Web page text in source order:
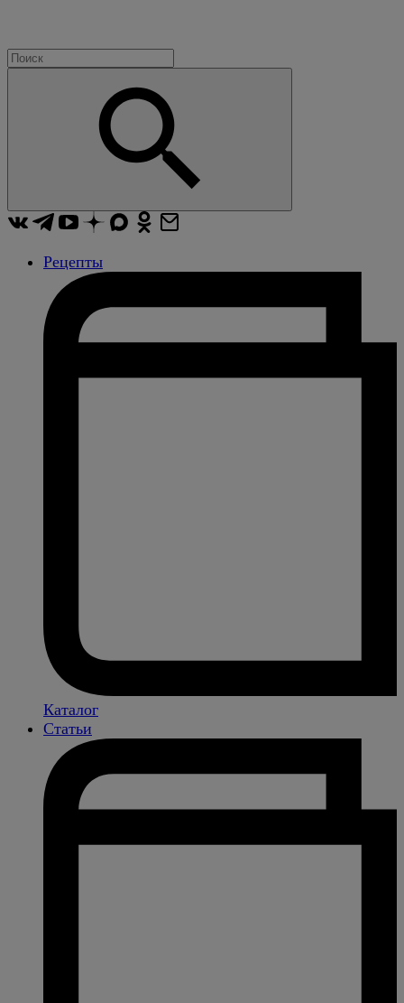
Рецепты
Каталог
Статьи